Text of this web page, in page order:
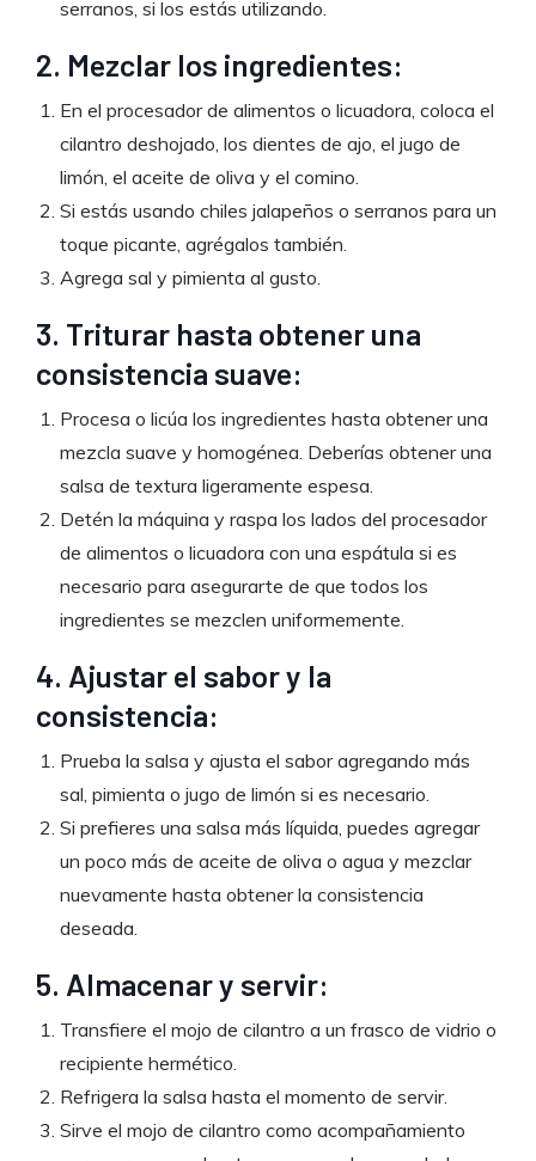
serranos, si los estás utilizando.
2. Mezclar los ingredientes:
En el procesador de alimentos o licuadora, coloca el
cilantro deshojado, los dientes de ajo, el jugo de
limón, el aceite de oliva y el comino.
Si estás usando chiles jalapeños o serranos para un
toque picante, agrégalos también.
Agrega sal y pimienta al gusto.
3. Triturar hasta obtener una
consistencia suave:
Procesa o licúa los ingredientes hasta obtener una
mezcla suave y homogénea. Deberías obtener una
salsa de textura ligeramente espesa.
Detén la máquina y raspa los lados del procesador
de alimentos o licuadora con una espátula si es
necesario para asegurarte de que todos los
ingredientes se mezclen uniformemente.
4. Ajustar el sabor y la
consistencia:
Prueba la salsa y ajusta el sabor agregando más
sal, pimienta o jugo de limón si es necesario.
Si prefieres una salsa más líquida, puedes agregar
un poco más de aceite de oliva o agua y mezclar
nuevamente hasta obtener la consistencia
deseada.
5. Almacenar y servir:
Transfiere el mojo de cilantro a un frasco de vidrio o
recipiente hermético.
Refrigera la salsa hasta el momento de servir.
Sirve el mojo de cilantro como acompañamiento